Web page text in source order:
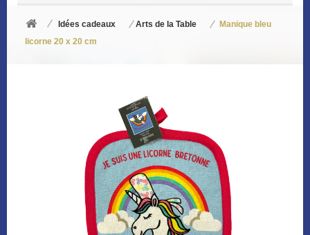
Idées cadeaux Arts de la Table
Manique bleu
licorne 20 x 20 cm